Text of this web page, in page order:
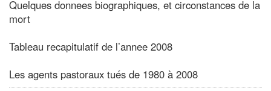
Quelques donnees biographiques, et circonstances de la
mort
Tableau recapitulatif de l’annee 2008
Les agents pastoraux tués de 1980 à 2008